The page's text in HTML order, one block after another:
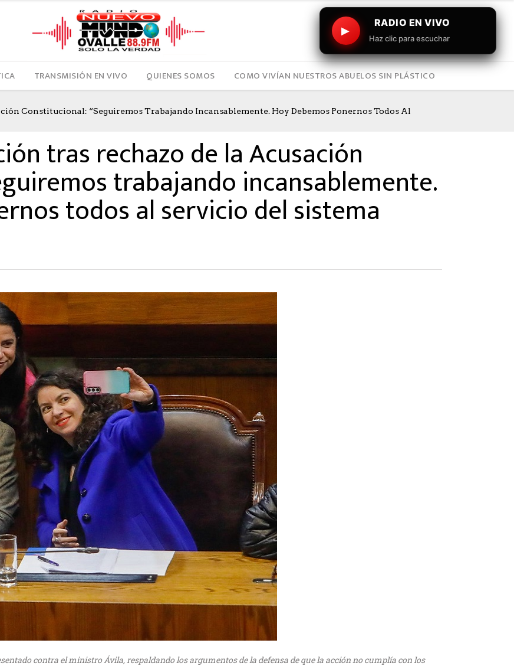
▶
RADIO EN VIVO
Haz clic para escuchar
TRANSMISIÓN EN VIVO QUIENES SOMOS COMO VIVÍAN NUESTROS ABUELOS SIN PLÁSTICO
Constitucional: “Seguiremos Trabajando Incansablemente. Hoy Debemos Ponernos Todos Al
tras rechazo de la Acusación
trabajando incansablemente.
todos al servicio del sistema
contra el ministro Ávila, respaldando los argumentos de la defensa de que la acción no cumplía con los